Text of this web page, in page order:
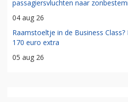
passagiersvluchten naar
04 aug 26
Raamstoeltje in de Business
170 euro extra
05 aug 26